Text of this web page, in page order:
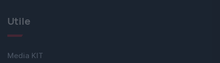
Utile
Media KIT